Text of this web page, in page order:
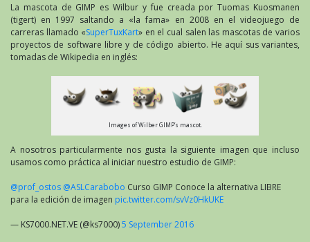
La mascota de GIMP es Wilbur y fue creada por Tuomas Kuosmanen
(tigert) en 1997 saltando a «la fama» en 2008 en el videojuego de
carreras llamado «SuperTuxKart» en el cual salen las mascotas de varios
proyectos de software libre y de código abierto. He aquí sus variantes,
tomadas de Wikipedia en inglés:
Images of Wilber GIMP’s mascot.
A nosotros particularmente nos gusta la siguiente imagen que incluso
usamos como práctica al iniciar nuestro estudio de GIMP:
@prof_ostos @ASLCarabobo Curso GIMP Conoce la alternativa LIBRE
para la edición de imagen pic.twitter.com/svVz0HkUKE
— KS7000.NET.VE (@ks7000)5 September 2016